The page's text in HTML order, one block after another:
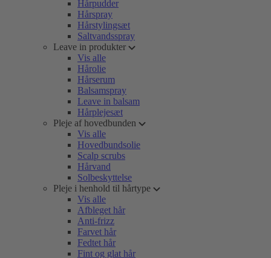
Hårpudder
Hårspray
Hårstylingsæt
Saltvandsspray
Leave in produkter
Vis alle
Hårolie
Hårserum
Balsamspray
Leave in balsam
Hårplejesæt
Pleje af hovedbunden
Vis alle
Hovedbundsolie
Scalp scrubs
Hårvand
Solbeskyttelse
Pleje i henhold til hårtype
Vis alle
Afbleget hår
Anti-frizz
Farvet hår
Fedtet hår
Fint og glat hår